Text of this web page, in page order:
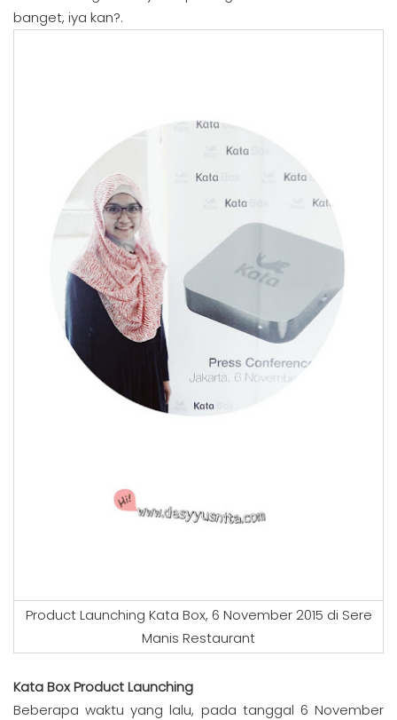
banget, iya kan?.
Product Launching Kata Box, 6 November 2015 di Sere
Manis Restaurant
Kata Box Product Launching
Beberapa waktu yang lalu, pada tanggal 6 November